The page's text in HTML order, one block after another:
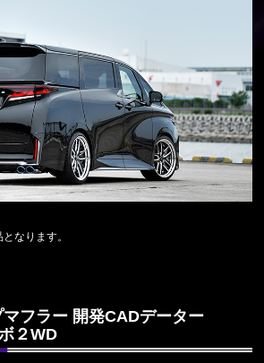
なります。
フラー 開発CADデーター
２WD